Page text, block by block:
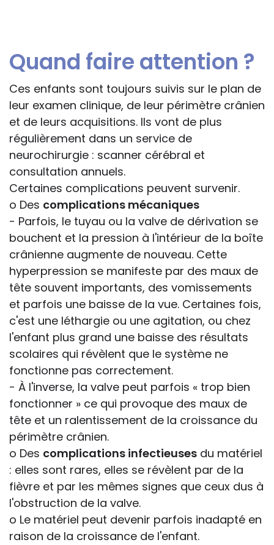
Quand faire attention ?
Ces enfants sont toujours suivis sur le plan de
leur examen clinique, de leur périmètre crânien
et de leurs acquisitions. Ils vont de plus
régulièrement dans un service de
neurochirurgie : scanner cérébral et
consultation annuels.
Certaines complications peuvent survenir.
o Des complications mécaniques
- Parfois, le tuyau ou la valve de dérivation se
bouchent et la pression à l'intérieur de la boîte
crânienne augmente de nouveau. Cette
hyperpression se manifeste par des maux de
tête souvent importants, des vomissements
et parfois une baisse de la vue. Certaines fois,
c'est une léthargie ou une agitation, ou chez
l'enfant plus grand une baisse des résultats
scolaires qui révèlent que le système ne
fonctionne pas correctement.
- À l'inverse, la valve peut parfois « trop bien
fonctionner » ce qui provoque des maux de
tête et un ralentissement de la croissance du
périmètre crânien.
o Des complications infectieuses du matériel
: elles sont rares, elles se révèlent par de la
fièvre et par les mêmes signes que ceux dus à
l'obstruction de la valve.
o Le matériel peut devenir parfois inadapté en
raison de la croissance de l'enfant.